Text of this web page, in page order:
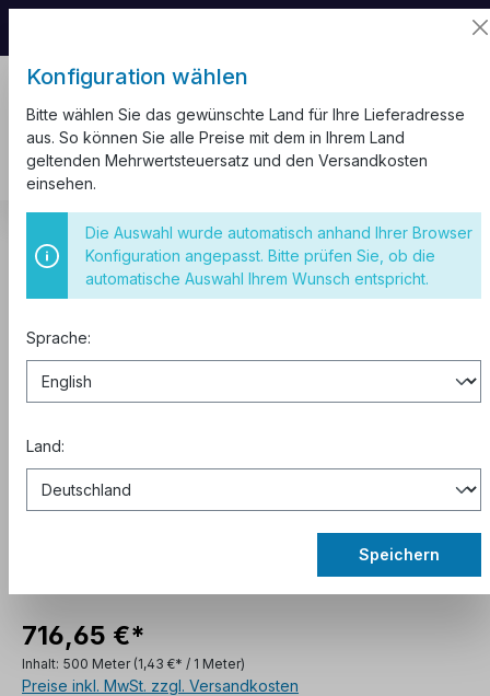
Kabel und Leitungen Gummileitung H07RN-F
Gummischlauchleitung H07RN-F
716,65 €*
Inhalt: 500 Meter (1,43 €* / 1 Meter)
Preise inkl. MwSt. zzgl. Versandkosten
Konfiguration wählen
Bitte wählen Sie das gewünschte Land für Ihre Lieferadresse
aus. So können Sie alle Preise mit dem in Ihrem Land
geltenden Mehrwertsteuersatz und den Versandkosten
einsehen.
Die Auswahl wurde automatisch anhand Ihrer Browser
Konfiguration angepasst. Bitte prüfen Sie, ob die
automatische Auswahl Ihrem Wunsch entspricht.
Sprache:
Land:
Speichern